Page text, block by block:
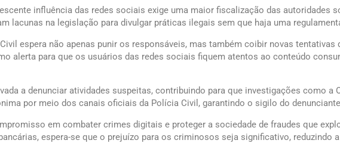
influência das redes sociais exige uma maior fiscalização das autoridades
lacunas na legislação para divulgar práticas ilegais sem que haja uma
espera não apenas punir os responsáveis, mas também coibir novas
alerta para que os usuários das redes sociais fiquem atentos ao conteúdo
a denunciar atividades suspeitas, contribuindo para que investigações como a
por meio dos canais oficiais da Polícia Civil, garantindo o sigilo do
em combater crimes digitais e proteger a sociedade de fraudes que
espera-se que o prejuízo para os criminosos seja significativo, reduzindo